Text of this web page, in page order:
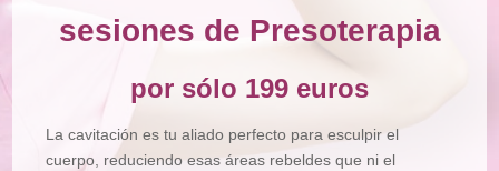
Peluquería
sesiones de Presoterapia
por sólo 199 euros
La cavitación es tu aliado perfecto para esculpir el
cuerpo, reduciendo esas áreas rebeldes que ni el